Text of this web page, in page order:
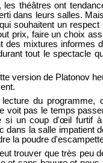
les théâtres ont
dans leurs salles.
souhaitent un
prix, faire un choix
des mixtures informes
tout le spectacle
version de Platonov
du programme,
voit pas le temps
si un coup d'œil furtif
dans la salle impatient
la poudre
trouver que très peu